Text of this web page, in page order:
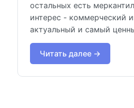
остальных есть
интерес - коммерческий
актуальный и самый
Читать далее →